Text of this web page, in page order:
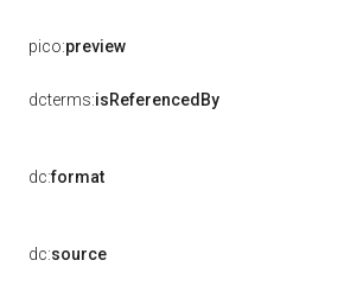
pico:preview
dcterms:isReferencedBy
dc:format
dc:source